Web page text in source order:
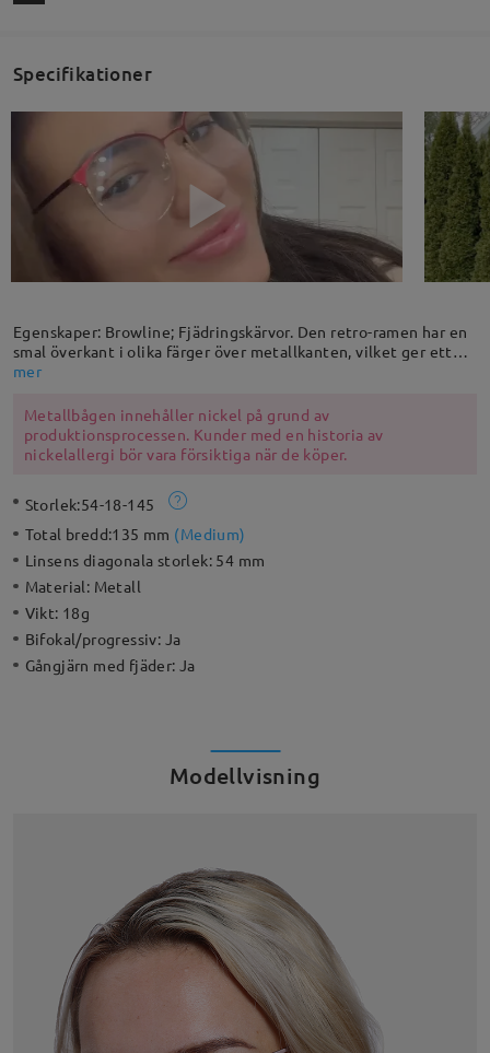
Specifikationer
Egenskaper: Browline; Fjädringskärvor. Den retro-ramen har en
smal överkant i olika färger över metallkanten, vilket ger ett
stilrent och unikt utseende. Fjädringskärvorna och justerbara
att bära. Dessa klassiska browline-glasögon utstrålar en
retrokänsla.
mer
Metallbågen innehåller nickel på grund av
produktionsprocessen. Kunder med en historia av
nickelallergi bör vara försiktiga när de köper.
Storlek:54-18-145
Total bredd:135 mm (Medium)
Linsens diagonala storlek: 54 mm
Material: Metall
Vikt: 18g
Bifokal/progressiv: Ja
Gångjärn med fjäder:Ja
Modellvisning